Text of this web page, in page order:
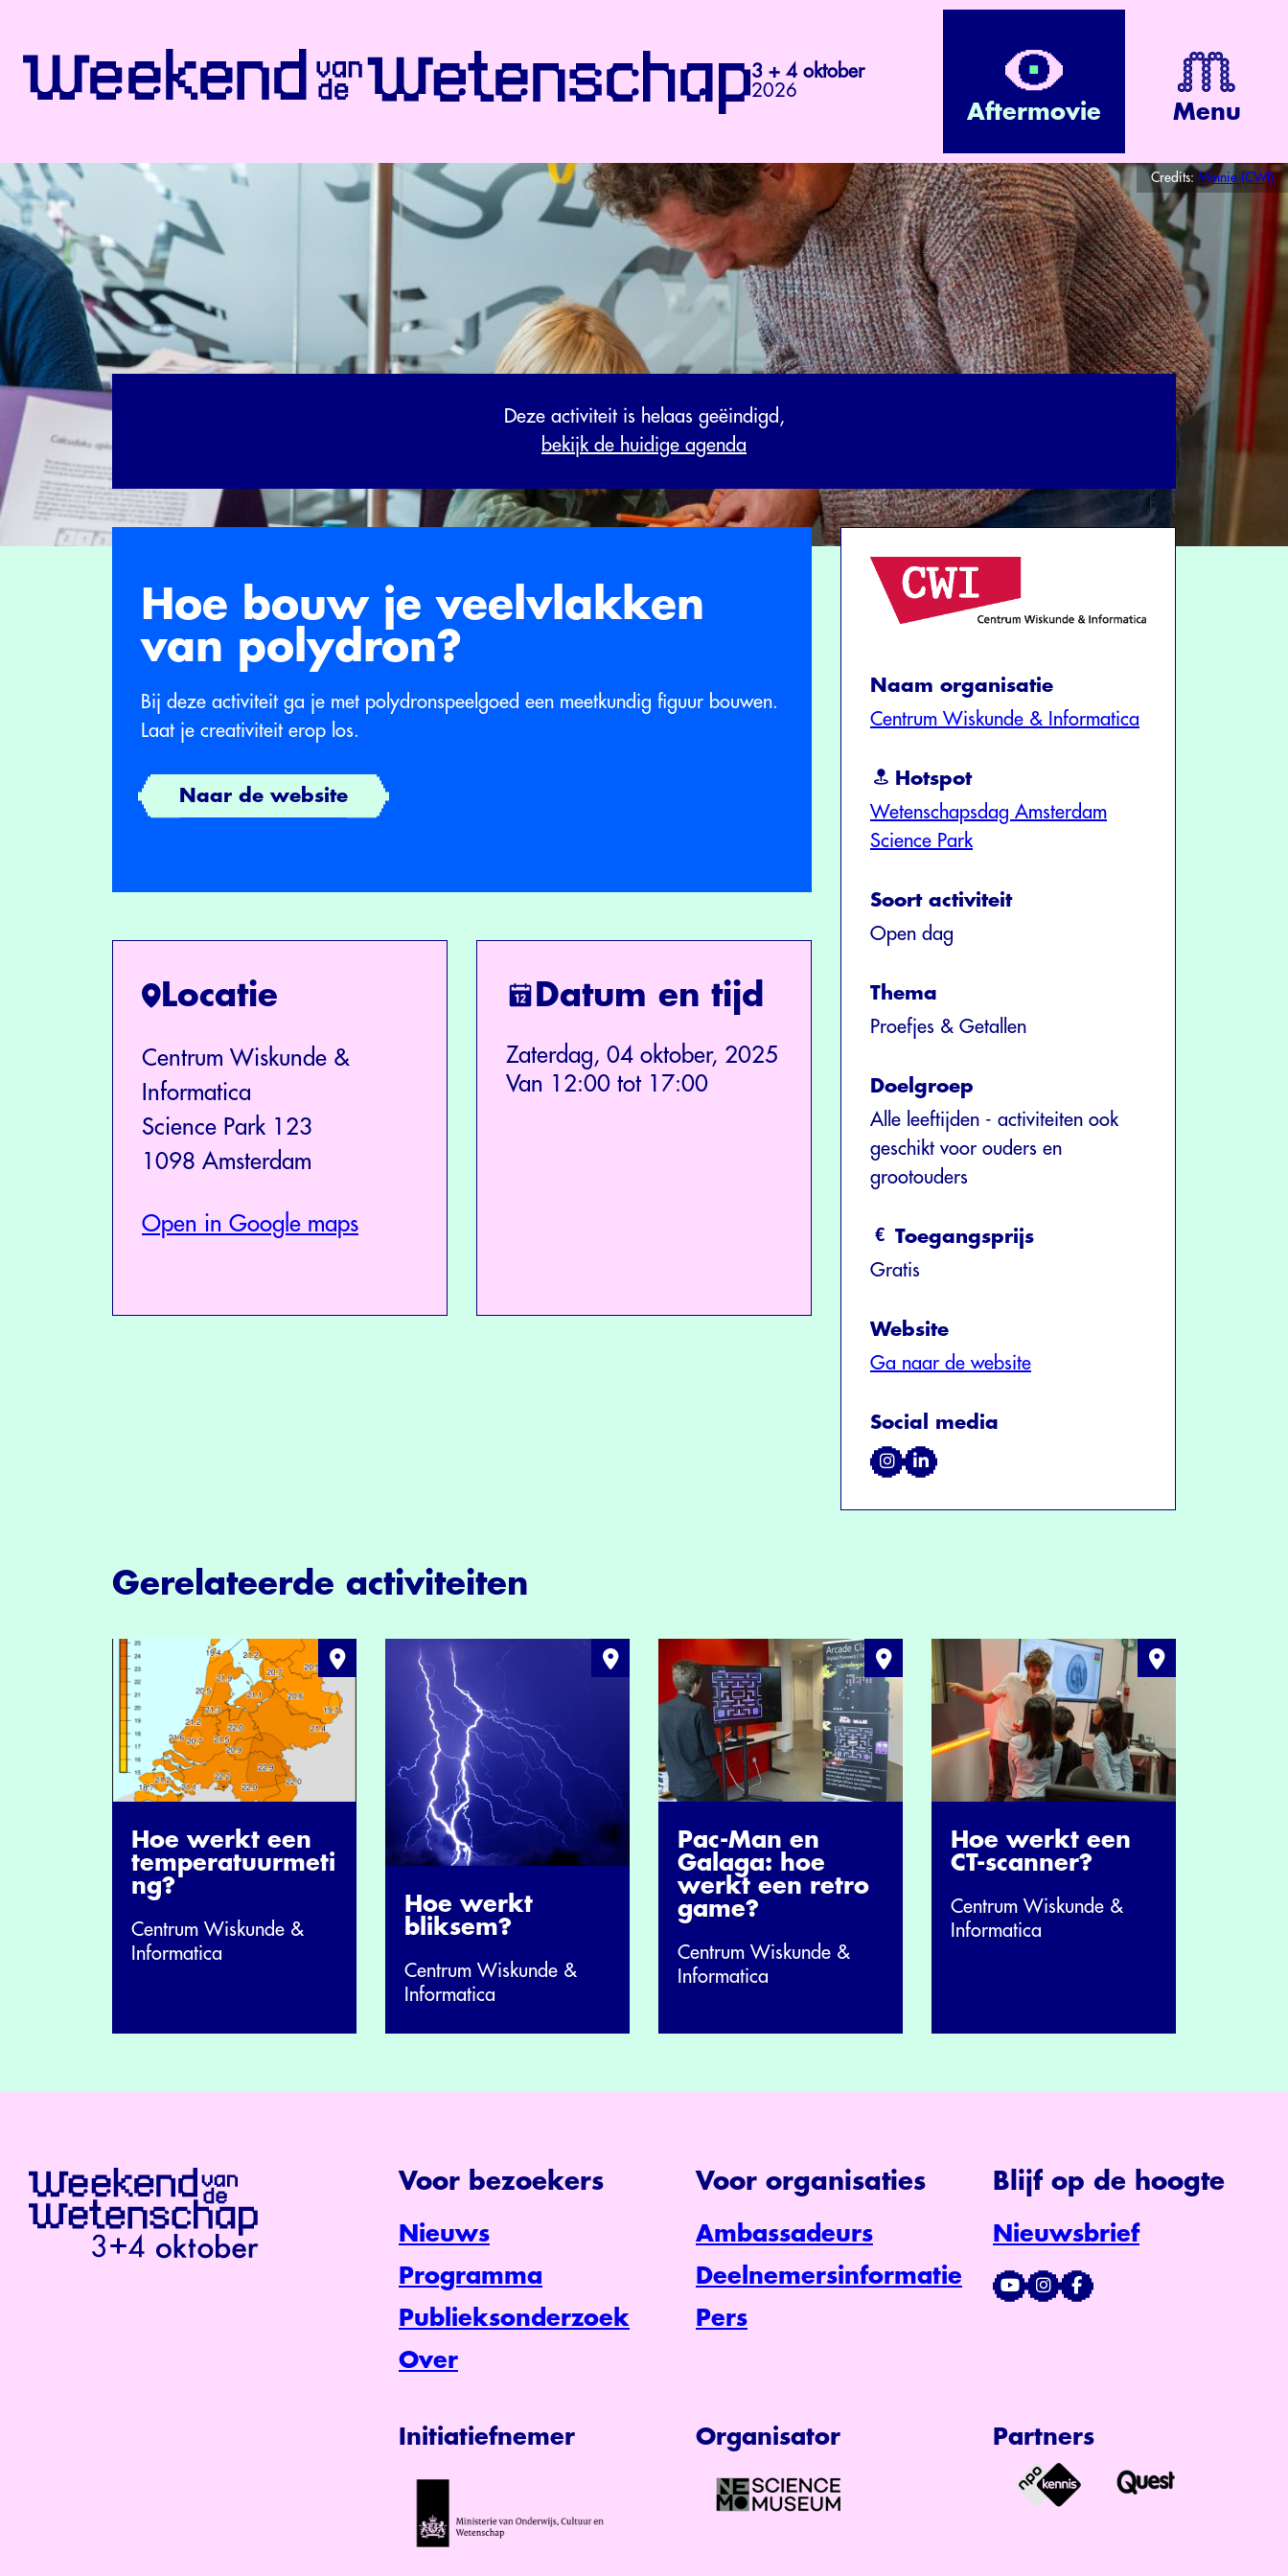
3 + 4 oktober
2026
Aftermovie Menu
Credits: Minnie (CWI)
Deze activiteit is helaas geëindigd,
bekijk de huidige agenda
Hoe bouw je veelvlakken
van polydron?
Bij deze activiteit ga je met polydronspeelgoed een meetkundig figuur bouwen.
Laat je creativiteit erop los.
Naar de website
Locatie
Centrum Wiskunde &
Informatica
Science Park 123
1098 Amsterdam
Open in Google maps
Datum en tijd
Zaterdag, 04 oktober, 2025
Van 12:00 tot 17:00
Naam organisatie
Centrum Wiskunde & Informatica
Hotspot
Wetenschapsdag Amsterdam
Science Park
Soort activiteit
Open dag
Thema
Proefjes & Getallen
Doelgroep
Alle leeftijden - activiteiten ook
geschikt voor ouders en
grootouders
Toegangsprijs
Gratis
Website
Ga naar de website
Social media
Gerelateerde activiteiten
Hoe werkt een
temperatuurmeti
ng?
Centrum Wiskunde &
Informatica
Hoe werkt
bliksem?
Centrum Wiskunde &
Informatica
Pac-Man en
Galaga: hoe
werkt een retro
game?
Centrum Wiskunde &
Informatica
Hoe werkt een
CT-scanner?
Centrum Wiskunde &
Informatica
Voor bezoekers
Nieuws
Programma
Publieksonderzoek
Over
Voor organisaties
Ambassadeurs
Deelnemersinformatie
Pers
Blijf op de hoogte
Nieuwsbrief
Initiatiefnemer Organisator Partners